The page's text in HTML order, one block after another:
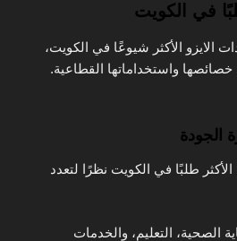
في الكويت
الايزو الأكثر شيوعًا في الكويت،
خصائصها واستخداماتها القطاعية.
كما تعد شهادة ISO 9001 الأكثر طلبًا في الكويت نظرًا لتعدد
الصحية، التعليم، والخدمات